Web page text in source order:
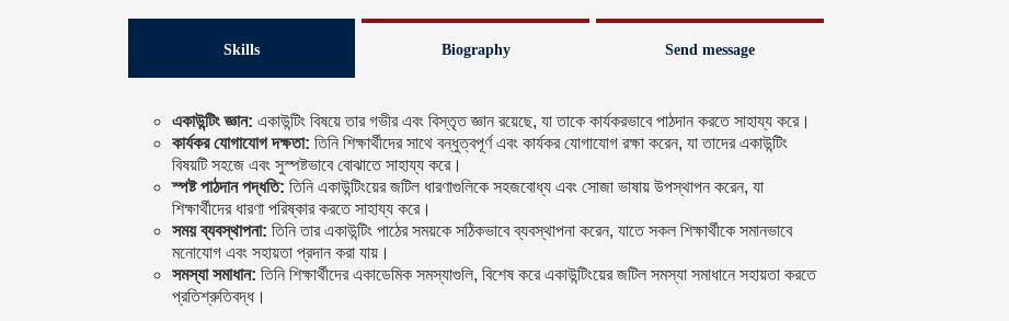
Skills Biography Send message
একাউন্টিং জ্ঞান: একাউন্টিং বিষয়ে তার গভীর এবং বিস্তৃত জ্ঞান রয়েছে, যা তাকে কার্যকরভাবে পাঠদান করতে সাহায্য করে।
কার্যকর যোগাযোগ দক্ষতা: তিনি শিক্ষার্থীদের সাথে বন্ধুত্বপূর্ণ এবং কার্যকর যোগাযোগ রক্ষা করেন, যা তাদের একাউন্টিং
বিষয়টি সহজে এবং সুস্পষ্টভাবে বোঝাতে সাহায্য করে।
স্পষ্ট পাঠদান পদ্ধতি: তিনি একাউন্টিংয়ের জটিল ধারণাগুলিকে সহজবোধ্য এবং সোজা ভাষায় উপস্থাপন করেন, যা
শিক্ষার্থীদের ধারণা পরিষ্কার করতে সাহায্য করে।
সময় ব্যবস্থাপনা: তিনি তার একাউন্টিং পাঠের সময়কে সঠিকভাবে ব্যবস্থাপনা করেন, যাতে সকল শিক্ষার্থীকে সমানভাবে
মনোযোগ এবং সহায়তা প্রদান করা যায়।
সমস্যা সমাধান: তিনি শিক্ষার্থীদের একাডেমিক সমস্যাগুলি, বিশেষ করে একাউন্টিংয়ের জটিল সমস্যা সমাধানে সহায়তা করতে
প্রতিশ্রুতিবদ্ধ।